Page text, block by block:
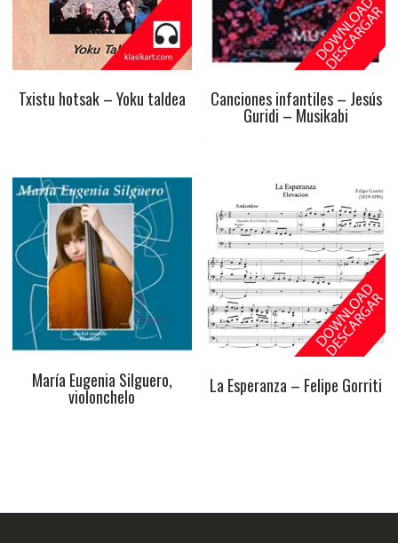
Txistu hotsak – Yoku taldea Canciones infantiles – Jesús
Guridi – Musikabi
María Eugenia Silguero,
violonchelo La Esperanza – Felipe Gorriti